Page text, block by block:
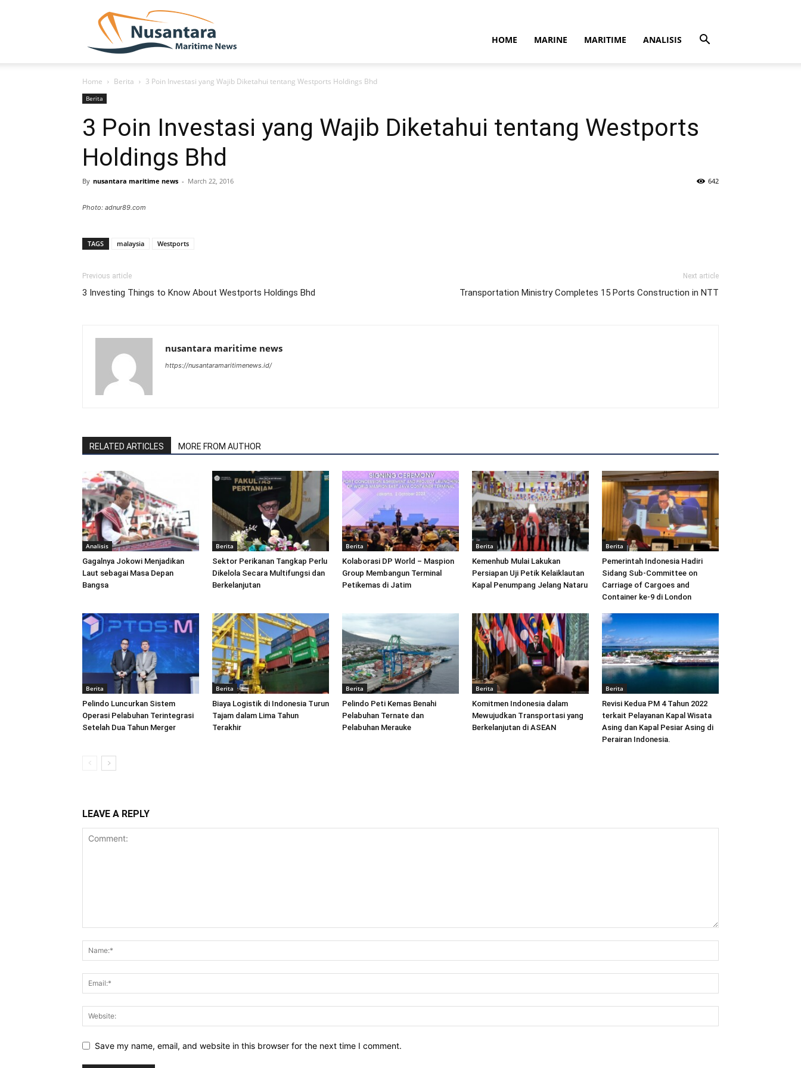
HOME MARINE MARITIME ANALISIS
Home Berita 3 Poin Investasi yang Wajib Diketahui tentang Westports Holdings Bhd
Berita
3 Poin Investasi yang Wajib Diketahui tentang Westports
Holdings Bhd
By nusantara maritime news - March 22, 2016 642
Photo: adnur89.com
TAGS malaysia Westports
Previous article
3 Investing Things to Know About Westports Holdings Bhd
Next article
Transportation Ministry Completes 15 Ports Construction in NTT
nusantara maritime news
https://nusantaramaritimenews.id/
RELATED ARTICLES MORE FROM AUTHOR
Analisis
Gagalnya Jokowi Menjadikan
Laut sebagai Masa Depan
Bangsa
Berita
Sektor Perikanan Tangkap Perlu
Dikelola Secara Multifungsi dan
Berkelanjutan
Berita
Kolaborasi DP World – Maspion
Group Membangun Terminal
Petikemas di Jatim
Berita
Kemenhub Mulai Lakukan
Persiapan Uji Petik Kelaiklautan
Kapal Penumpang Jelang Nataru
Berita
Pemerintah Indonesia Hadiri
Sidang Sub-Committee on
Carriage of Cargoes and
Container ke-9 di London
Berita
Pelindo Luncurkan Sistem
Operasi Pelabuhan Terintegrasi
Setelah Dua Tahun Merger
Berita
Biaya Logistik di Indonesia Turun
Tajam dalam Lima Tahun
Terakhir
Berita
Pelindo Peti Kemas Benahi
Pelabuhan Ternate dan
Pelabuhan Merauke
Berita
Komitmen Indonesia dalam
Mewujudkan Transportasi yang
Berkelanjutan di ASEAN
Berita
Revisi Kedua PM 4 Tahun 2022
terkait Pelayanan Kapal Wisata
Asing dan Kapal Pesiar Asing di
Perairan Indonesia.
LEAVE A REPLY
Save my name, email, and website in this browser for the next time I comment.